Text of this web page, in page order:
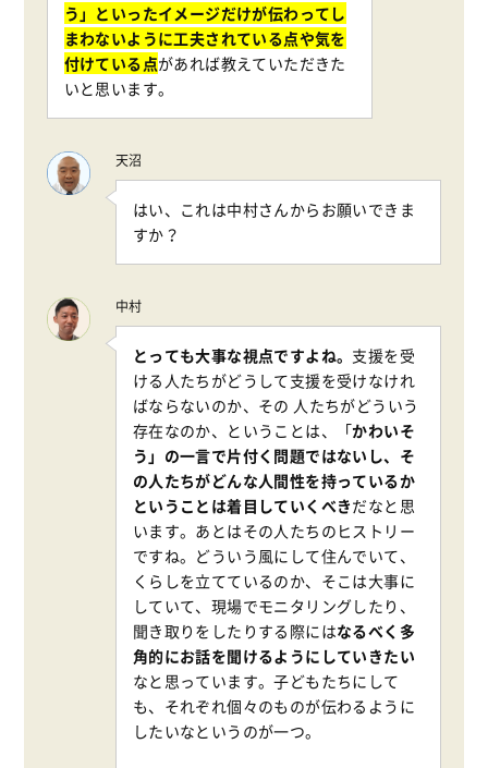
う」といったイメージだけが伝わってし
まわないように工夫されている点や気を
付けている点があれば教えていただきた
いと思います。
天沼
はい、これは中村さんからお願いできま
すか？
中村
とっても大事な視点ですよね。 支援を受
ける人たちがどうして支援を受けなけれ
ばならないのか、その 人たちがどういう
存在なのか、ということは、「かわいそ
う」の一言で片付く問題ではないし、そ
の人たちがどんな人間性を持っているか
ということは着目していくべきだなと思
います。あとはその人たちのヒストリー
ですね。どういう風にして住んでいて、
くらしを立てているのか、そこは大事に
していて、現場でモニタリングしたり、
聞き取りをしたりする際にはなるべく多
角的にお話を聞けるようにしていきたい
なと思っています。子どもたちにして
も、それぞれ個々のものが伝わるように
したいなというのが一つ。